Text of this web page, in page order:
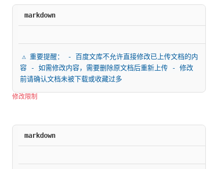
markdown
⚠️ 重要提醒： - 百度文库不允许直接修改已上传文档的内
容 - 如需修改内容，需要删除原文档后重新上传 - 修改
前请确认文档未被下载或收藏过多
修改限制
markdown